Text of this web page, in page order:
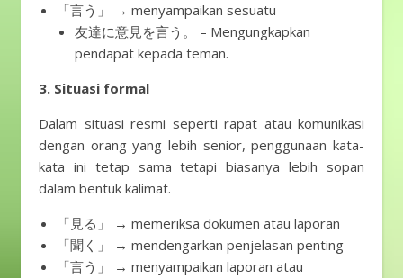
「言う」 → menyampaikan sesuatu
友達に意見を言う。 – Mengungkapkan
pendapat kepada teman.
3. Situasi formal
Dalam situasi resmi seperti rapat atau komunikasi
dengan orang yang lebih senior, penggunaan kata-
kata ini tetap sama tetapi biasanya lebih sopan
dalam bentuk kalimat.
「見る」 → memeriksa dokumen atau laporan
「聞く」 → mendengarkan penjelasan penting
「言う」 → menyampaikan laporan atau